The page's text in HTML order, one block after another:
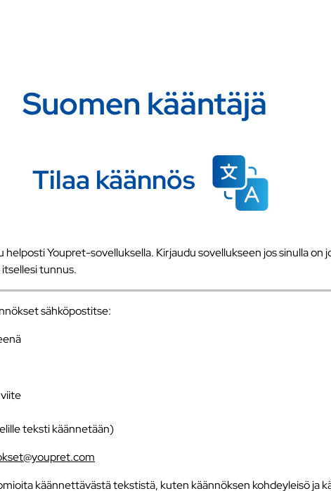
Suomen kääntäjä
Tilaa käännös
Youpret-sovelluksella. Kirjaudu sovellukseen jos sinulla on
itsellesi tunnus.
sähköpostitse:
teksti käännetään)
käännettävästä tekstistä, kuten käännöksen kohdeyleisö ja